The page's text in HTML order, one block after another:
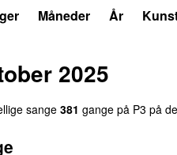
Måneder År
2025
sange 381 gange på P3 på